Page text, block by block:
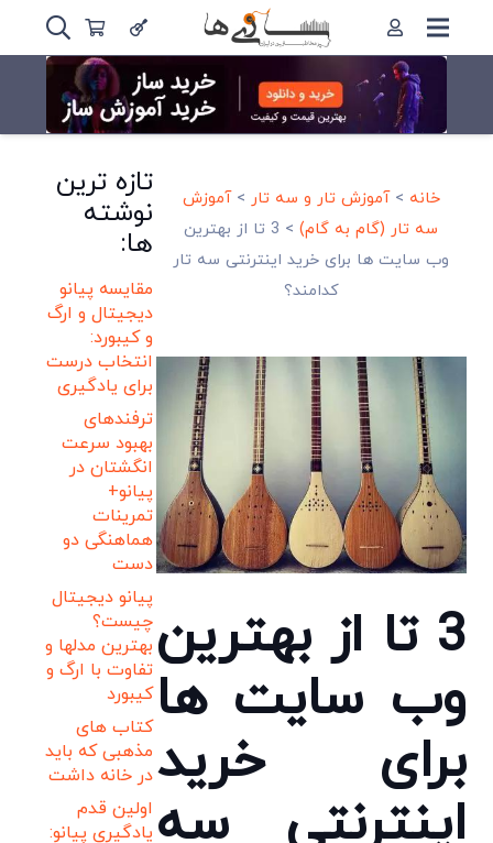
خانه >آموزش تار و سه تار >آموزش
سه تار (گام به گام)>
3 تا از بهترین
وب سایت ها برای خرید اینترنتی سه تار
کدامند؟
3 تا از بهترین
وب سایت ها
برای خرید
اینترنتی سه
تازه ترین
نوشته
ها:
مقایسه پیانو
دیجیتال و ارگ
و کیبورد:
انتخاب درست
برای یادگیری
ترفندهای
بهبود سرعت
انگشتان در
پیانو+
تمرینات
هماهنگی دو
دست
پیانو دیجیتال
چیست؟
بهترین مدلها و
تفاوت با ارگ و
کیبورد
کتاب های
مذهبی که باید
در خانه داشت
اولین قدم
یادگیری پیانو: